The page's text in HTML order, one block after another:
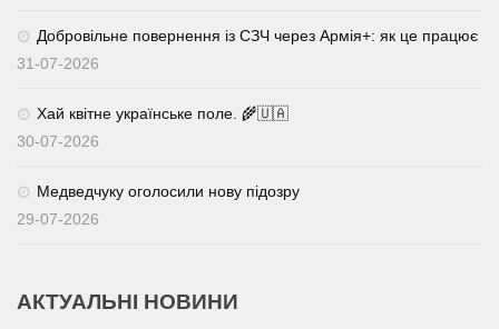
Добровільне повернення із СЗЧ через Армія+: як це працює
31-07-2026
Хай квітне українське поле. 🌾🇺🇦
30-07-2026
Медведчуку оголосили нову підозру
29-07-2026
АКТУАЛЬНІ НОВИНИ